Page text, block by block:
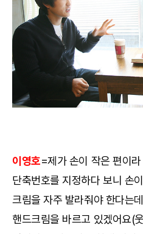
이영호=제가 손이 작은 편이
단축번호를 지정하다 보니 손
크림을 자주 발라줘야 한다는
핸드크림을 바르고 있겠어요(